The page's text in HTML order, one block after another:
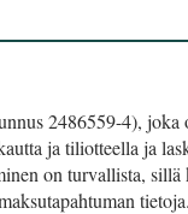
2486559-4),
ja tiliotteella ja
on turvallista,
tietoja.